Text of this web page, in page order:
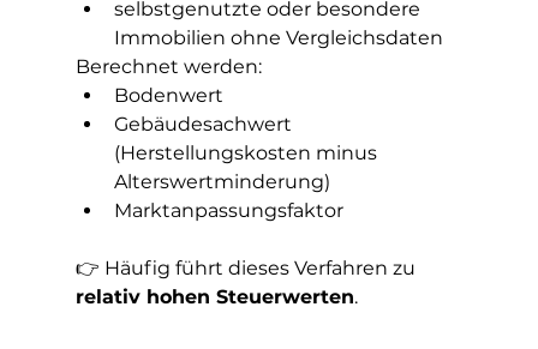
selbstgenutzte oder besondere
Immobilien ohne Vergleichsdaten
Berechnet werden:
Bodenwert
Gebäudesachwert
(Herstellungskosten minus
Alterswertminderung)
Marktanpassungsfaktor
👉 Häufig führt dieses Verfahren zu
relativ hohen Steuerwerten.